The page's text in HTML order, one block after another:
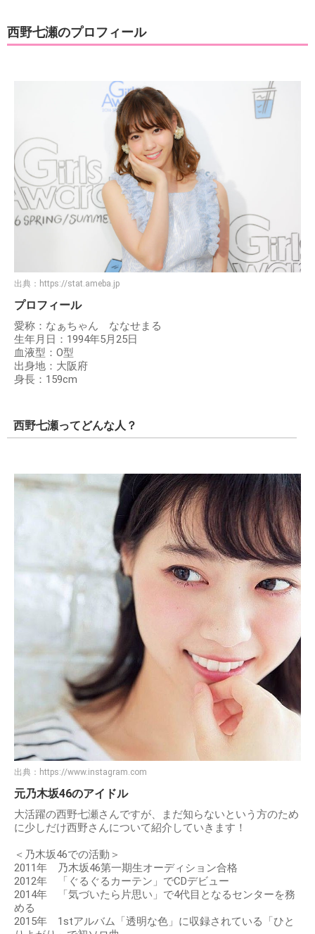
西野七瀬のプロフィール
出典： https://stat.ameba.jp
プロフィール
愛称：なぁちゃん ななせまる
生年月日：1994年5月25日
血液型：O型
出身地：大阪府
身長：159cm
西野七瀬ってどんな人？
出典： https://www.instagram.com
元乃木坂46のアイドル
大活躍の西野七瀬さんですが、まだ知らないという方のため
に少しだけ西野さんについて紹介していきます！
＜乃木坂46での活動＞
2011年 乃木坂46第一期生オーディション合格
2012年 「ぐるぐるカーテン」でCDデビュー
2014年 「気づいたら片思い」で4代目となるセンターを務
める
2015年 1stアルバム「透明な色」に収録されている「ひと